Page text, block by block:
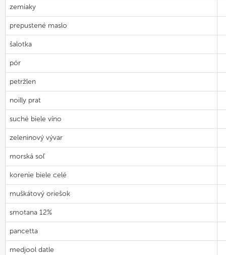
zemiaky
prepustené maslo
šalotka
pór
petržlen
noilly prat
suché biele víno
zeleninový vývar
morská soľ
korenie biele celé
muškátový oriešok
smotana 12%
pancetta
medjool datle